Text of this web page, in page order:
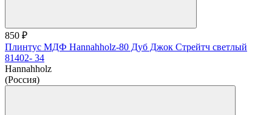
850 ₽
Плинтус МДФ Hannahholz-80 Дуб Джок Стрейтч светлый
81402- 34
Hannahholz
(Россия)